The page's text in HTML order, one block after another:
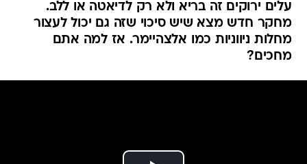
עלים ירוקים זה בריא ולא רק לדיאטה או ללב.
מחקר חדש מצא שיש סיכוי שזה גם יכול לעצור
מחלות ניווניות כמו אלצהיימר. אז למה אתם
מחכים?